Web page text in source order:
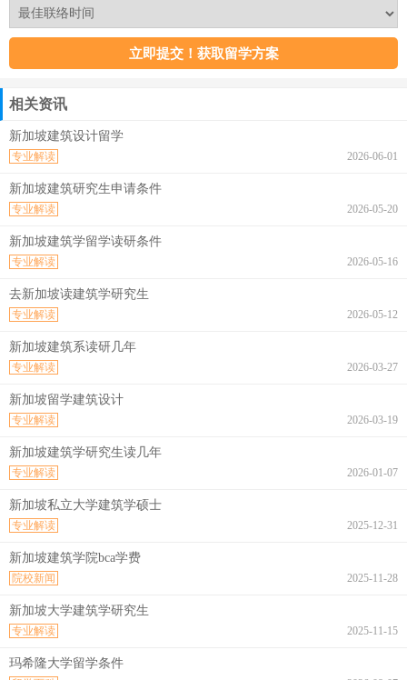
相关资讯
新加坡建筑设计留学
2026-06-01
专业解读
新加坡建筑研究生申请条件
2026-05-20
专业解读
新加坡建筑学留学读研条件
2026-05-16
专业解读
去新加坡读建筑学研究生
2026-05-12
专业解读
新加坡建筑系读研几年
2026-03-27
专业解读
新加坡留学建筑设计
2026-03-19
专业解读
新加坡建筑学研究生读几年
2026-01-07
专业解读
新加坡私立大学建筑学硕士
2025-12-31
专业解读
新加坡建筑学院bca学费
2025-11-28
院校新闻
新加坡大学建筑学研究生
2025-11-15
专业解读
玛希隆大学留学条件